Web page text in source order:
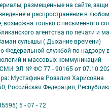
размещенные на сайте,
и распространение в
возможна только с письменного
агентства по печати и
сулышы ( Дыхание времени)
Федеральной службой по надзору в
и массовых коммуникаций
СМИ ЭЛ № ФС 77 - 90165 от
Мустафина Розалия Харисовна
Российская Федерация,
5 - 07 - 72